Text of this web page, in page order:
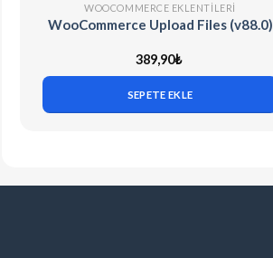
WOOCOMMERCE EKLENTILERI
WooCommerce Upload Files (v88.0)
389,90₺
SEPETE EKLE